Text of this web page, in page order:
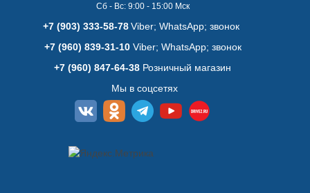
Сб - Вс: 9:00 - 15:00 Мск
+7 (903) 333-58-78 Viber; WhatsАpp; звонок
+7 (960) 839-31-10Viber; WhatsАpp; звонок
+7 (960) 847-64-38 Розничный магазин
Мы в соцсетях